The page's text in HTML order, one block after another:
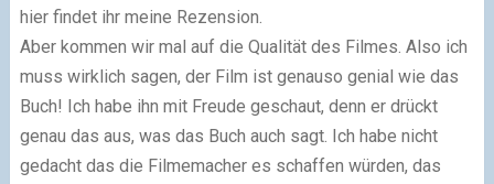
hier findet ihr meine Rezension.
Aber kommen wir mal auf die Qualität des Filmes. Also ich
muss wirklich sagen, der Film ist genauso genial wie das
Buch! Ich habe ihn mit Freude geschaut, denn er drückt
genau das aus, was das Buch auch sagt. Ich habe nicht
gedacht das die Filmemacher es schaffen würden, das